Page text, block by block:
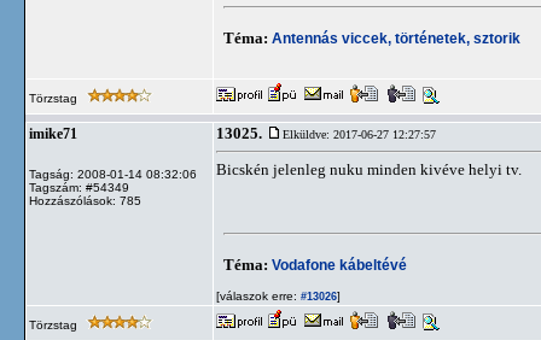
Téma: Antennás viccek, történetek, sztorik
Törzstag
imike71
Tagság: 2008-01-14 08:32:06
Tagszám: #54349
Hozzászólások: 785
13025. Elküldve: 2017-06-27 12:27:57
Bicskén jelenleg nuku minden kivéve helyi tv.
Téma: Vodafone kábeltévé
[válaszok erre: #13026]
Törzstag